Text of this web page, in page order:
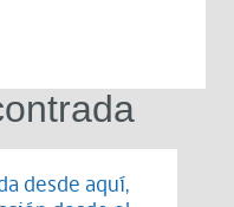
desde aquí,